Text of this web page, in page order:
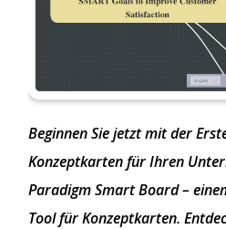
Beginnen Sie jetzt mit der
Konzeptkarten für Ihren
Paradigm Smart Board –
Tool für Konzeptkarten.